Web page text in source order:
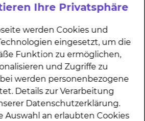
dem plötzlichen Herztod?“
Tag des Klinikums
der Deutschen Herzstiftung in
klären die
auf.
richtet sich an Patienten,
die sich für das Herz
Ihre Privatsphäre
werden Cookies und
eingesetzt, um die
Funktion zu ermöglichen,
und Zugriffe zu
werden personenbezogene
Details zur Verarbeitung
Datenschutzerklärung.
Auswahl an erlaubten Cookies